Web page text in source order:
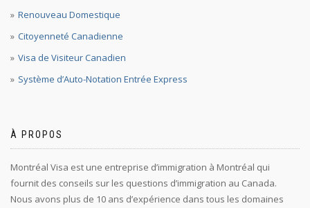
Renouveau Domestique
Citoyenneté Canadienne
Visa de Visiteur Canadien
Système d’Auto-Notation Entrée Express
À PROPOS
Montréal Visa est une entreprise d’immigration à Montréal qui
fournit des conseils sur les questions d’immigration au Canada.
Nous avons plus de 10 ans d’expérience dans tous les domaines